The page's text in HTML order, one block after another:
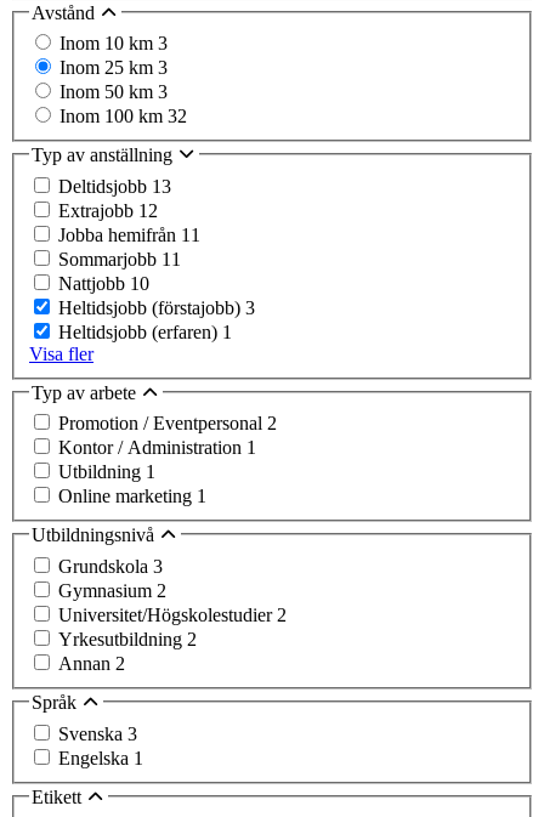
Avstånd
Inom 10 km 3
Inom 25 km 3
Inom 50 km 3
Inom 100 km 32
Typ av anställning
Deltidsjobb 13
Extrajobb 12
Jobba hemifrån 11
Sommarjobb 11
Nattjobb 10
Heltidsjobb (förstajobb) 3
Heltidsjobb (erfaren) 1
Visa fler
Typ av arbete
Promotion / Eventpersonal 2
Kontor / Administration 1
Utbildning 1
Online marketing 1
Utbildningsnivå
Grundskola 3
Gymnasium 2
Universitet/Högskolestudier 2
Yrkesutbildning 2
Annan 2
Språk
Svenska 3
Engelska 1
Etikett